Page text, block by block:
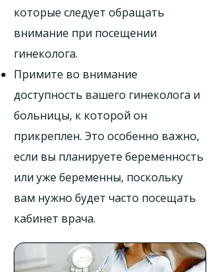
которые следует обращать
внимание при посещении
гинеколога.
Примите во внимание
доступность вашего гинеколога и
больницы, к которой он
прикреплен. Это особенно важно,
если вы планируете беременность
или уже беременны, поскольку
вам нужно будет часто посещать
кабинет врача.